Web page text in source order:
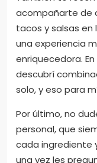
aseguro de
porciones son
varios tacos.
lugares uno se
prefieres pedir
variedad?
También te
acompañarte de
tacos y salsas
una experiencia